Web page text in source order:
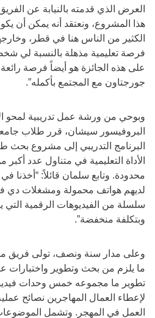
العرض الذي قدمته بالنيابة عن
هذا المشروع، ونعتقد أنه يمكن أن
الكثير من الناس هنا في قطر،
فرصة تعليمية مذهلة بالنسبة لي
على هذه الجائزة هو أيضاً فرصة
جورجتاون مع المجتمع بأكمله”.
وبوحي من ورشة عمل تدريبية لمحو
البروفيسور سيشان، قرر طلاب
البرنامج التدريبي إلى مشروع بحث
الأداة التعليمية في متناول عدد
محدودة. وتابع سلمان قائلاً: “أخذنا
لديهم هواتف محمولة ومشغلات دي
سلسلة من الفيديوهات الرقمية التي
وبتكلفة منخفضة”.
وعلى مدار سنة ونصف، تولى فريق
ما يلزم من بحث وتطوير
تطوير ما مجموعه خمس وحدات
لإعطاء العمال المهاجرين نصائح
العمل في المهجر. وتشمل